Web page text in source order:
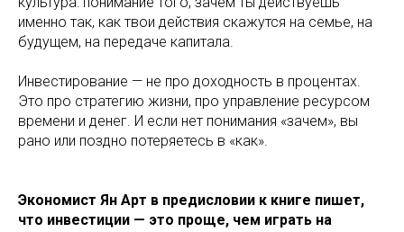
именно так, как твои действия скажутся на семье, на
будущем, на передаче капитала.
Инвестирование — не про доходность в процентах.
Это про стратегию жизни, про управление ресурсом
времени и денег. И если нет понимания «зачем», вы
рано или поздно потеряетесь в «как».
Экономист Ян Арт в предисловии к книге пишет,
что инвестиции — это проще, чем играть на